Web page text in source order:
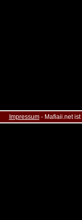
Impressum- Mafiaii.net ist